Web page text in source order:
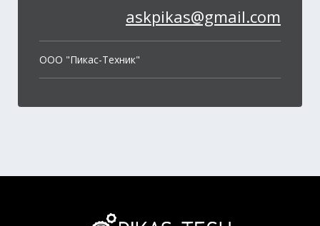
askpikas@gmail.com
OOO "Пикас-Техник"